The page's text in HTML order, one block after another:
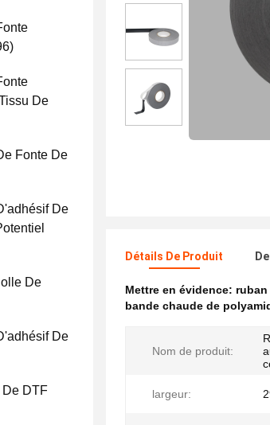
De
Fonte De
De
De
De
De DTF
Détails De Produit
Mettre en évidence:
bande chaude de
Nom de produit:
largeur: